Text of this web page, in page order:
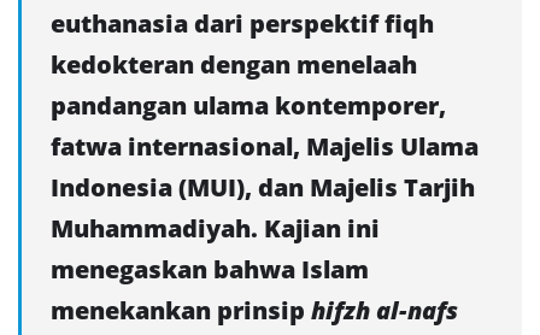
euthanasia dari perspektif fiqh
kedokteran dengan menelaah
pandangan ulama kontemporer,
fatwa internasional, Majelis Ulama
Indonesia (MUI), dan Majelis Tarjih
Muhammadiyah. Kajian ini
menegaskan bahwa Islam
menekankan prinsip hifzh al-nafs